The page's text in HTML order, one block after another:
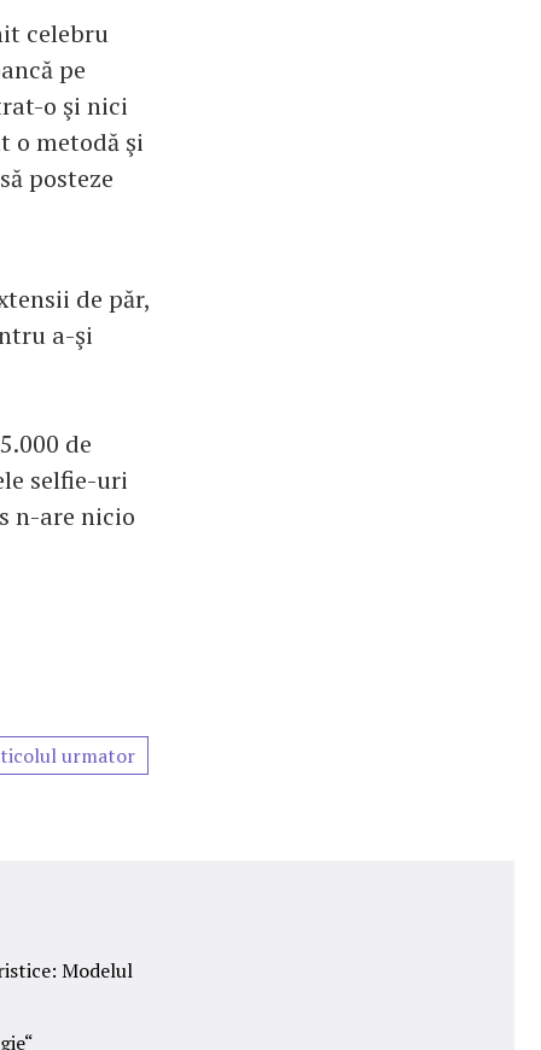
celebru
pe
o şi nici
o metodă şi
posteze
de păr,
a-şi
de
selfie-uri
n-are nicio
urmator
Modelul